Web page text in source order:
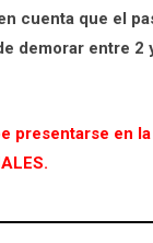
cuenta que el
demorar entre 2
presentarse en